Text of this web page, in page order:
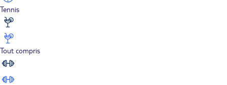
Tennis
Tout compris